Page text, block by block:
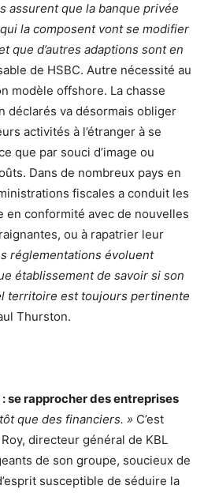
assurent que la banque privée
la composent vont se modifier
que d’autres adaptions sont en
de HSBC. Autre nécessité au
modèle offshore. La chasse
déclarés va désormais obliger
activités à l’étranger à se
que par souci d’image ou
Dans de nombreux pays en
fiscales a conduit les
en conformité avec de nouvelles
ou à rapatrier leur
réglementations évoluent
établissement de savoir si son
territoire est toujours pertinente
Thurston.
se rapprocher des entreprises
que des financiers. » C’est
directeur général de KBL
de son groupe, soucieux de
susceptible de séduire la